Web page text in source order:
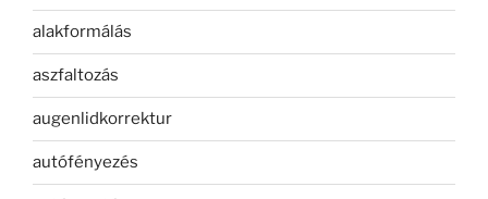
alakformálás
aszfaltozás
augenlidkorrektur
autófényezés